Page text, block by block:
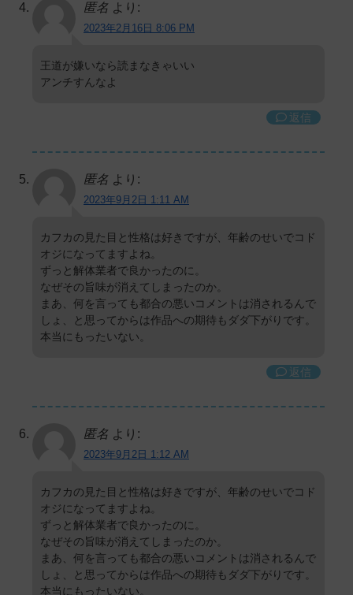
匿名 より:
2023年2月16日 8:06 PM
王道が嫌いなら読まなきゃいい
アンチすんなよ
返信
匿名 より:
2023年9月2日 1:11 AM
カフカの見た目と性格は好きですが、年齢のせいでコド
オジになってますよね。
ずっと解体業者で良かったのに。
なぜその旨味が消えてしまったのか。
まあ、何を言っても都合の悪いコメントは消されるんで
しょ、と思ってからは作品への期待もダダ下がりです。
本当にもったいない。
返信
匿名 より:
2023年9月2日 1:12 AM
カフカの見た目と性格は好きですが、年齢のせいでコド
オジになってますよね。
ずっと解体業者で良かったのに。
なぜその旨味が消えてしまったのか。
まあ、何を言っても都合の悪いコメントは消されるんで
しょ、と思ってからは作品への期待もダダ下がりです。
本当にもったいない。